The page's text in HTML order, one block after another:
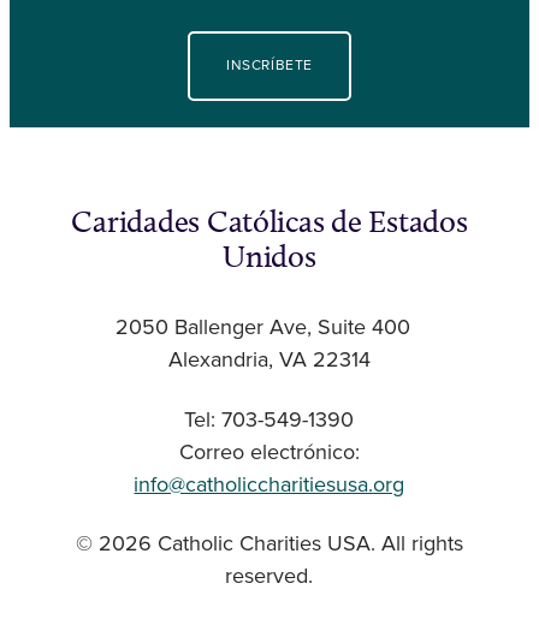
INSCRÍBETE
Caridades Católicas de Estados
Unidos
2050 Ballenger Ave, Suite 400
Alexandria, VA 22314
Tel: 703-549-1390
Correo electrónico:
info@catholiccharitiesusa.org
© 2026 Catholic Charities USA. All rights
reserved.